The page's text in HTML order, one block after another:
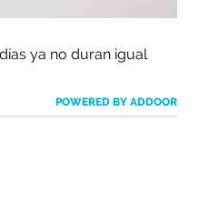
ya no duran igual
POWERED BY ADDOOR